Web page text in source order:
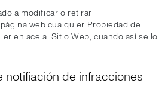
a modificar o retirar
web cualquier Propiedad de
enlace al Sitio Web, cuando así se lo
notifiación de infracciones